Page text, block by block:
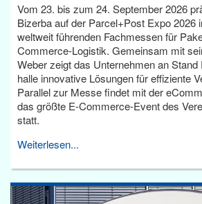
Vom 23. bis zum 24. September 2026
Bizerba auf der Parcel+Post Expo 2026
weltweit führenden Fachmessen für
Commerce-Logistik. Gemeinsam mit
Weber zeigt das Unternehmen an
halle innovative Lösungen für effiziente
Parallel zur Messe findet mit der
das größte E-Commerce-Event des
statt.
Weiterlesen...